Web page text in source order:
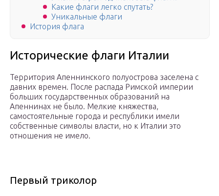
Какие флаги легко спутать?
Уникальные флаги
История флага
Исторические флаги Италии
Территория Апеннинского полуострова заселена с
давних времен. После распада Римской империи
больших государственных образований на
Апеннинах не было. Мелкие княжества,
самостоятельные города и республики имели
собственные символы власти, но к Италии это
отношения не имело.
Первый триколор